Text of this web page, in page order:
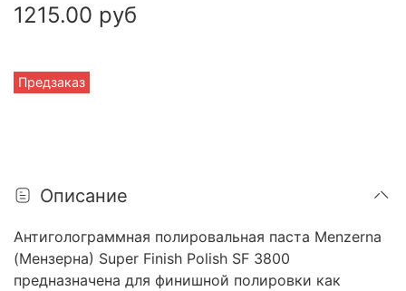
Предзаказ
1215.00 руб
Описание
Антиголограммная полировальная паста Menzerna
(Мензерна) Super Finish Polish SF 3800
предназначена для финишной полировки как